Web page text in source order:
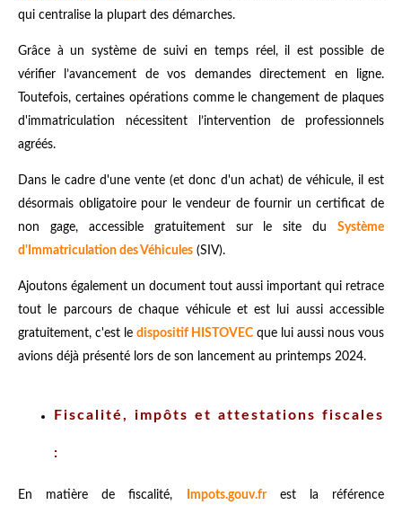
qui centralise la plupart des démarches.
Grâce à un système de suivi en temps réel, il est possible de
vérifier l’avancement de vos demandes directement en ligne.
Toutefois, certaines opérations comme le changement de plaques
d'immatriculation nécessitent l’intervention de professionnels
agréés.
Dans le cadre d'une vente (et donc d'un achat) de véhicule, il est
désormais obligatoire pour le vendeur de fournir un certificat de
non gage, accessible gratuitement sur le site du Système
d'Immatriculation des Véhicules (SIV).
Ajoutons également un document tout aussi important qui retrace
tout le parcours de chaque véhicule et est lui aussi accessible
gratuitement, c'est le dispositif HISTOVEC que lui aussi nous vous
avions déjà présenté lors de son lancement au printemps 2024.
Fiscalité, impôts et attestations fiscales
:
En matière de fiscalité, Impots.gouv.frest la référence